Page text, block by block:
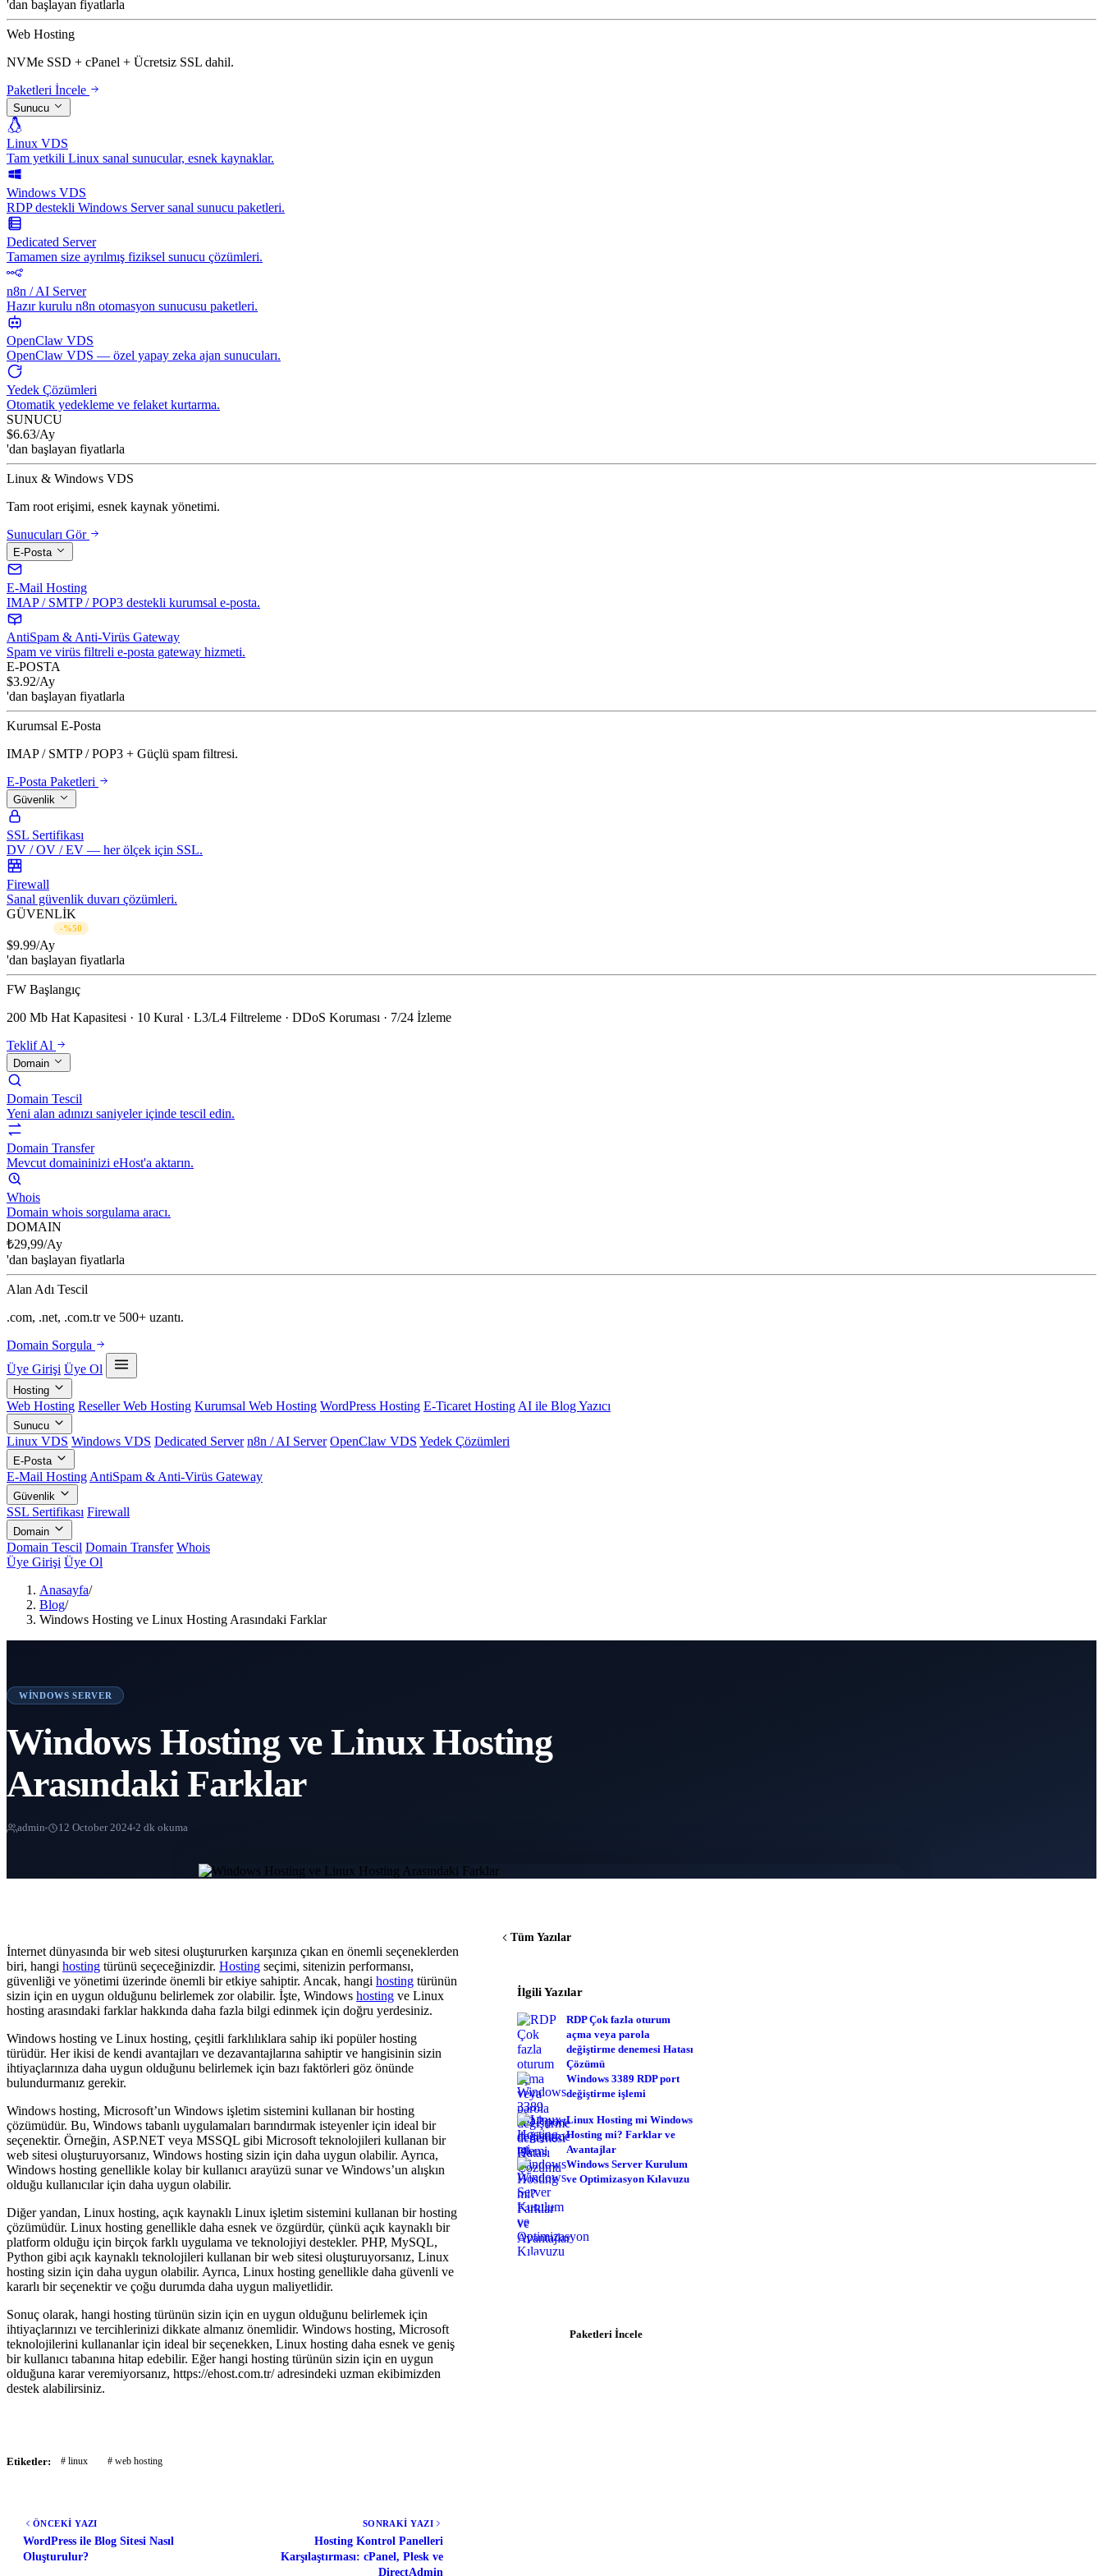
'dan başlayan fiyatlarla
Web Hosting
NVMe SSD + cPanel + Ücretsiz SSL dahil.
Paketleri İncele
Sunucu
Linux VDS
Tam yetkili Linux sanal sunucular, esnek kaynaklar.
Windows VDS
RDP destekli Windows Server sanal sunucu paketleri.
Dedicated Server
Tamamen size ayrılmış fiziksel sunucu çözümleri.
n8n / AI Server
Hazır kurulu n8n otomasyon sunucusu paketleri.
OpenClaw VDS
OpenClaw VDS — özel yapay zeka ajan sunucuları.
Yedek Çözümleri
Otomatik yedekleme ve felaket kurtarma.
SUNUCU
$6.63/Ay
'dan başlayan fiyatlarla
Linux & Windows VDS
Tam root erişimi, esnek kaynak yönetimi.
Sunucuları Gör
E-Posta
E-Mail Hosting
IMAP / SMTP / POP3 destekli kurumsal e-posta.
AntiSpam & Anti-Virüs Gateway
Spam ve virüs filtreli e-posta gateway hizmeti.
E-POSTA
$3.92/Ay
'dan başlayan fiyatlarla
Kurumsal E-Posta
IMAP / SMTP / POP3 + Güçlü spam filtresi.
E-Posta Paketleri
Güvenlik
SSL Sertifikası
DV / OV / EV — her ölçek için SSL.
Firewall
Sanal güvenlik duvarı çözümleri.
GÜVENLİK
-%50
$9.99/Ay
'dan başlayan fiyatlarla
FW Başlangıç
200 Mb Hat Kapasitesi · 10 Kural · L3/L4 Filtreleme · DDoS Koruması · 7/24 İzleme
Teklif Al
Domain
Domain Tescil
Yeni alan adınızı saniyeler içinde tescil edin.
Domain Transfer
Mevcut domaininizi eHost'a aktarın.
Whois
Domain whois sorgulama aracı.
DOMAIN
₺29,99/Ay
'dan başlayan fiyatlarla
Alan Adı Tescil
.com, .net, .com.tr ve 500+ uzantı.
Domain Sorgula
Üye Girişi Üye Ol
Hosting
Web Hosting Reseller Web Hosting Kurumsal Web Hosting WordPress Hosting E-Ticaret Hosting AI ile Blog Yazıcı
Sunucu
Linux VDS Windows VDS Dedicated Server n8n / AI Server OpenClaw VDS Yedek Çözümleri
E-Posta
E-Mail Hosting AntiSpam & Anti-Virüs Gateway
Güvenlik
SSL Sertifikası Firewall
Domain
Domain Tescil Domain Transfer Whois
Üye Girişi Üye Ol
Anasayfa/
Blog/
Windows Hosting ve Linux Hosting Arasındaki Farklar
WINDOWS SERVER
Windows Hosting ve Linux Hosting
Arasındaki Farklar
admin 12 October 2024 2 dk okuma
İnternet dünyasında bir web sitesi oluştururken karşınıza çıkan en önemli seçeneklerden
biri, hangi hosting türünü seçeceğinizdir. Hosting seçimi, sitenizin performansı,
güvenliği ve yönetimi üzerinde önemli bir etkiye sahiptir. Ancak, hangi hosting türünün
sizin için en uygun olduğunu belirlemek zor olabilir. İşte, Windows hosting ve Linux
hosting arasındaki farklar hakkında daha fazla bilgi edinmek için doğru yerdesiniz.
Windows hosting ve Linux hosting, çeşitli farklılıklara sahip iki popüler hosting
türüdür. Her ikisi de kendi avantajları ve dezavantajlarına sahiptir ve hangisinin sizin
ihtiyaçlarınıza daha uygun olduğunu belirlemek için bazı faktörleri göz önünde
bulundurmanız gerekir.
Windows hosting, Microsoft’un Windows işletim sistemini kullanan bir hosting
çözümüdür. Bu, Windows tabanlı uygulamaları barındırmak isteyenler için ideal bir
seçenektir. Örneğin, ASP.NET veya MSSQL gibi Microsoft teknolojileri kullanan bir
web sitesi oluşturuyorsanız, Windows hosting sizin için daha uygun olabilir. Ayrıca,
Windows hosting genellikle kolay bir kullanıcı arayüzü sunar ve Windows’un alışkın
olduğu kullanıcılar için daha uygun olabilir.
Diğer yandan, Linux hosting, açık kaynaklı Linux işletim sistemini kullanan bir hosting
çözümüdür. Linux hosting genellikle daha esnek ve özgürdür, çünkü açık kaynaklı bir
platform olduğu için birçok farklı uygulama ve teknolojiyi destekler. PHP, MySQL,
Python gibi açık kaynaklı teknolojileri kullanan bir web sitesi oluşturuyorsanız, Linux
hosting sizin için daha uygun olabilir. Ayrıca, Linux hosting genellikle daha güvenli ve
kararlı bir seçenektir ve çoğu durumda daha uygun maliyetlidir.
Sonuç olarak, hangi hosting türünün sizin için en uygun olduğunu belirlemek için
ihtiyaçlarınızı ve tercihlerinizi dikkate almanız önemlidir. Windows hosting, Microsoft
teknolojilerini kullananlar için ideal bir seçenekken, Linux hosting daha esnek ve geniş
bir kullanıcı tabanına hitap edebilir. Eğer hangi hosting türünün sizin için en uygun
olduğuna karar veremiyorsanız, https://ehost.com.tr/ adresindeki uzman ekibimizden
destek alabilirsiniz.
Etiketler: # linux # web hosting
ÖNCEKİ YAZI
WordPress ile Blog Sitesi Nasıl
Oluşturulur?
SONRAKİ YAZI
Hosting Kontrol Panelleri
Karşılaştırması: cPanel, Plesk ve
DirectAdmin
Tüm Yazılar
İlgili Yazılar
RDP Çok fazla oturum
açma veya parola
değiştirme denemesi Hatası
Çözümü
Windows 3389 RDP port
değiştirme işlemi
Linux Hosting mi Windows
Hosting mi? Farklar ve
Avantajlar
Windows Server Kurulum
ve Optimizasyon Kılavuzu
Hosting İhtiyacınız mı Var?
Paketleri İncele